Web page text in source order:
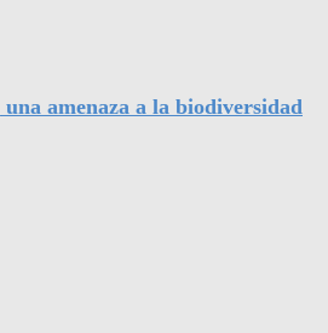
amenaza a la biodiversidad